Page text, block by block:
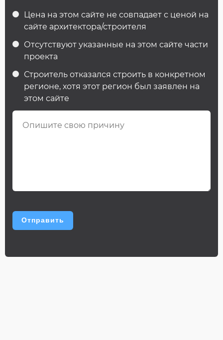
Цена на этом сайте не совпадает с ценой на
сайте архитектора/строителя
Отсутствуют указанные на этом сайте части
проекта
Строитель отказался строить в конкретном
регионе, хотя этот регион был заявлен на
этом сайте